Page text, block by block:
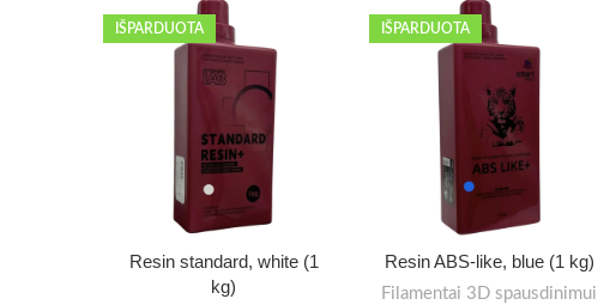
IŠPARDUOTA
Resin standard, white (1
kg)
IŠPARDUOTA
Resin ABS-like, blue (1 kg)
Filamentai 3D spausdinimui